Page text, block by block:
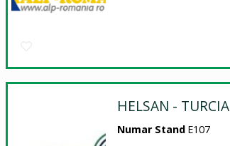
HELSAN - TURCIA
Numar Stand E107